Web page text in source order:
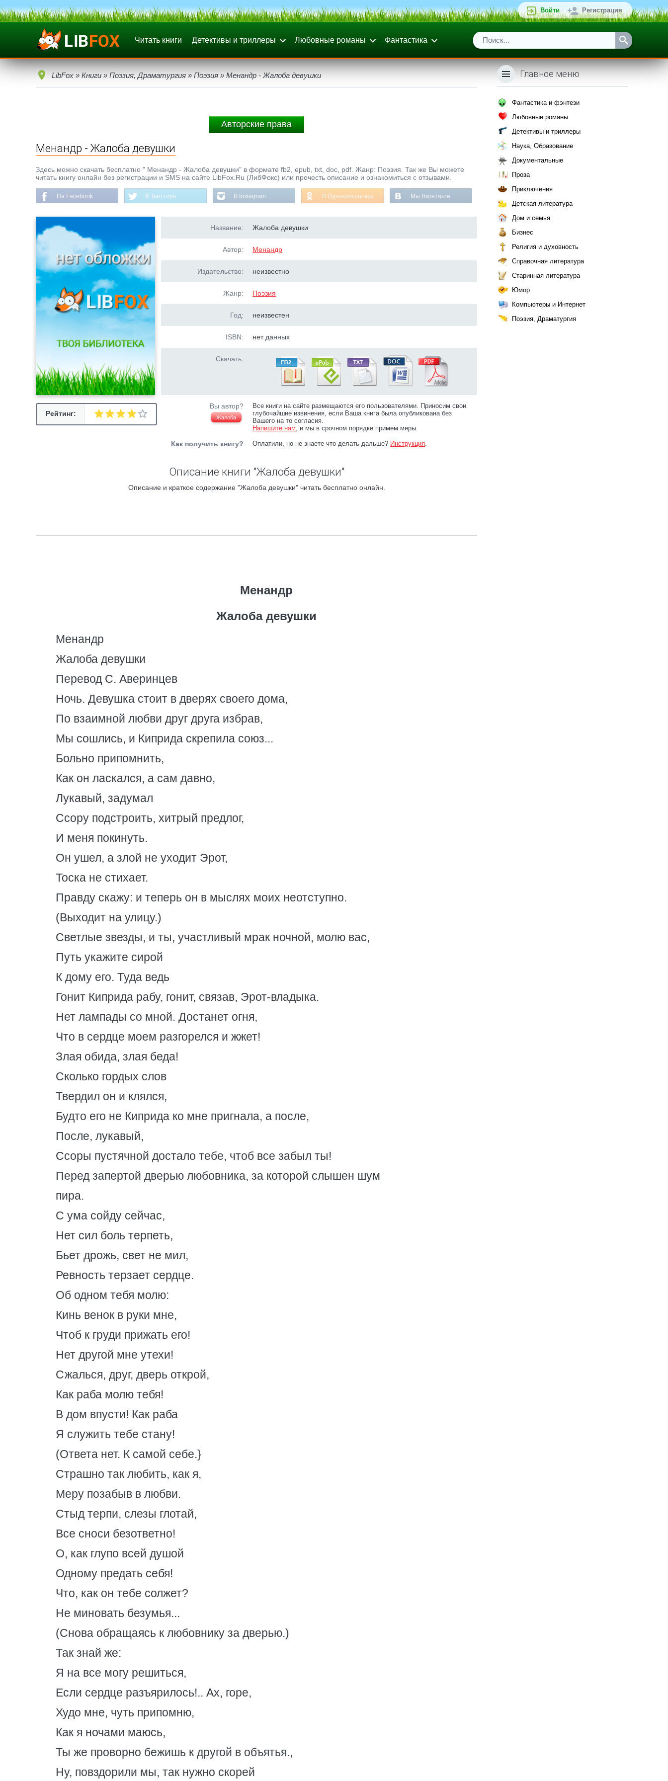
Войти Регистрация
Читать книги Детективы и триллеры Любовные романы Фантастика
LibFox » Книги » Поэзия, Драматургия » Поэзия » Менандр - Жалоба девушки
Авторские права
Менандр - Жалоба девушки
Здесь можно скачать бесплатно " Менандр - Жалоба девушки" в формате fb2, epub, txt, doc, pdf. Жанр: Поэзия. Так же Вы можете
читать книгу онлайн без регистрации и SMS на сайте LibFox.Ru (ЛибФокс) или прочесть описание и ознакомиться с отзывами.
На Facebook В Твиттере В Instagram В Одноклассниках Мы Вконтакте
Рейтинг:
Название: Жалоба девушки
Автор: Менандр
Издательство: неизвестно
Жанр: Поэзия
Год: неизвестен
ISBN: нет данных
Скачать:
Вы автор?
Жалоба
Все книги на сайте размещаются его пользователями. Приносим свои
глубочайшие извинения, если Ваша книга была опубликована без
Вашего на то согласия.
Напишите нам, и мы в срочном порядке примем меры.
Как получить книгу? Оплатили, но не знаете что делать дальше? Инструкция.
Описание книги "Жалоба девушки"
Описание и краткое содержание "Жалоба девушки" читать бесплатно онлайн.
Менандр
Жалоба девушки
Менандр
Жалоба девушки
Перевод С. Аверинцев
Ночь. Девушка стоит в дверях своего дома,
По взаимной любви друг друга избрав,
Мы сошлись, и Киприда скрепила союз...
Больно припомнить,
Как он ласкался, а сам давно,
Лукавый, задумал
Ссору подстроить, хитрый предлог,
И меня покинуть.
Он ушел, а злой не уходит Эрот,
Тоска не стихает.
Правду скажу: и теперь он в мыслях моих неотступно.
(Выходит на улицу.)
Светлые звезды, и ты, участливый мрак ночной, молю вас,
Путь укажите сирой
К дому его. Туда ведь
Гонит Киприда рабу, гонит, связав, Эрот-владыка.
Нет лампады со мной. Достанет огня,
Что в сердце моем разгорелся и жжет!
Злая обида, злая беда!
Сколько гордых слов
Твердил он и клялся,
Будто его не Киприда ко мне пригнала, а после,
После, лукавый,
Ссоры пустячной достало тебе, чтоб все забыл ты!
Перед запертой дверью любовника, за которой слышен шум
пира.
С ума сойду сейчас,
Нет сил боль терпеть,
Бьет дрожь, свет не мил,
Ревность терзает сердце.
Об одном тебя молю:
Кинь венок в руки мне,
Чтоб к груди прижать его!
Нет другой мне утехи!
Сжалься, друг, дверь открой,
Как раба молю тебя!
В дом впусти! Как раба
Я служить тебе стану!
(Ответа нет. К самой себе.}
Страшно так любить, как я,
Меру позабыв в любви.
Стыд терпи, слезы глотай,
Все сноси безответно!
О, как глупо всей душой
Одному предать себя!
Что, как он тебе солжет?
Не миновать безумья...
(Снова обращаясь к любовнику за дверью.)
Так знай же:
Я на все могу решиться,
Если сердце разъярилось!.. Ах, горе,
Худо мне, чуть припомню,
Как я ночами маюсь,
Ты же проворно бежишь к другой в объятья.,
Ну, повздорили мы, так нужно скорей
Главное меню
Фантастика и фэнтези
Любовные романы
Детективы и триллеры
Наука, Образование
Документальные
Проза
Приключения
Детская литература
Дом и семья
Бизнес
Религия и духовность
Справочная литература
Старинная литература
Юмор
Компьютеры и Интернет
Поэзия, Драматургия